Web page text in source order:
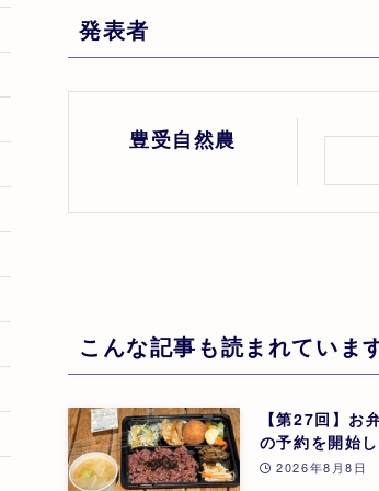
発表者
豊受自然農
こんな記事も読まれていま
【第27回】お
の予約を開始
2026年8月8日